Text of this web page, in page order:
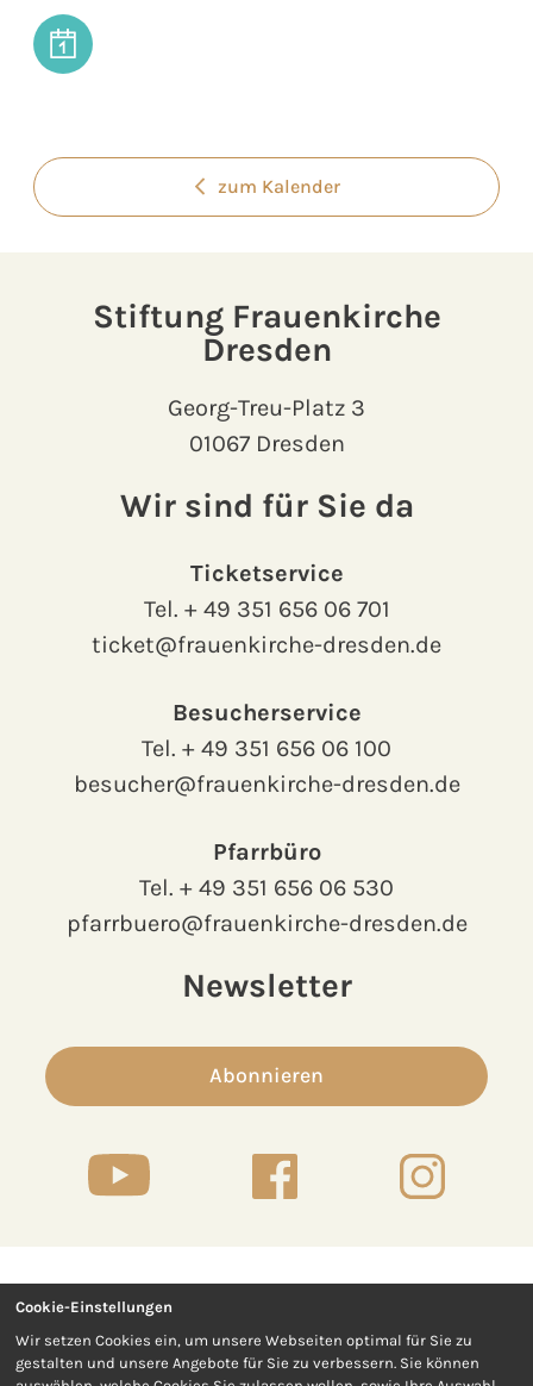
zum Kalender
Stiftung Frauenkirche
Dresden
Georg-Treu-Platz 3
01067 Dresden
Wir sind für Sie da
Ticketservice
Tel. + 49 351 656 06 701
ticket@frauenkirche-dresden.de
Besucherservice
Tel. + 49 351 656 06 100
besucher@frauenkirche-dresden.de
Pfarrbüro
Tel. + 49 351 656 06 530
pfarrbuero@frauenkirche-dresden.de
Newsletter
Abonnieren
Kontakt
Impressum Datenschutz
Cookie-Einstellungen
Wir setzen Cookies ein, um unsere Webseiten optimal für Sie zu
gestalten und unsere Angebote für Sie zu verbessern. Sie können